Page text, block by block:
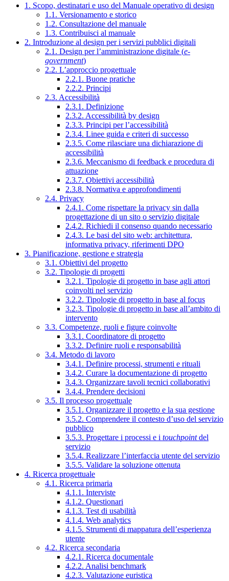
1. Scopo, destinatari e uso del Manuale operativo di design
1.1. Versionamento e storico
1.2. Consultazione del manuale
1.3. Contribuisci al manuale
2. Introduzione al design per i servizi pubblici digitali
2.1. Design per l’amministrazione digitale (e-
government)
2.2. L’approccio progettuale
2.2.1. Buone pratiche
2.2.2. Principi
2.3. Accessibilità
2.3.1. Definizione
2.3.2. Accessibilità by design
2.3.3. Principi per l’accessibilità
2.3.4. Linee guida e criteri di successo
2.3.5. Come rilasciare una dichiarazione di
accessibilità
2.3.6. Meccanismo di feedback e procedura di
attuazione
2.3.7. Obiettivi accessibilità
2.3.8. Normativa e approfondimenti
2.4. Privacy
2.4.1. Come rispettare la privacy sin dalla
progettazione di un sito o servizio digitale
2.4.2. Richiedi il consenso quando necessario
2.4.3. Le basi del sito web: architettura,
informativa privacy, riferimenti DPO
3. Pianificazione, gestione e strategia
3.1. Obiettivi del progetto
3.2. Tipologie di progetti
3.2.1. Tipologie di progetto in base agli attori
coinvolti nel servizio
3.2.2. Tipologie di progetto in base al focus
3.2.3. Tipologie di progetto in base all’ambito di
intervento
3.3. Competenze, ruoli e figure coinvolte
3.3.1. Coordinatore di progetto
3.3.2. Definire ruoli e responsabilità
3.4. Metodo di lavoro
3.4.1. Definire processi, strumenti e rituali
3.4.2. Curare la documentazione di progetto
3.4.3. Organizzare tavoli tecnici collaborativi
3.4.4. Prendere decisioni
3.5. Il processo progettuale
3.5.1. Organizzare il progetto e la sua gestione
3.5.2. Comprendere il contesto d’uso del servizio
pubblico
3.5.3. Progettare i processi e i touchpointdel
servizio
3.5.4. Realizzare l’interfaccia utente del servizio
3.5.5. Validare la soluzione ottenuta
4. Ricerca progettuale
4.1. Ricerca primaria
4.1.1. Interviste
4.1.2. Questionari
4.1.3. Test di usabilità
4.1.4. Web analytics
4.1.5. Strumenti di mappatura dell’esperienza
utente
4.2. Ricerca secondaria
4.2.1. Ricerca documentale
4.2.2. Analisi benchmark
4.2.3. Valutazione euristica